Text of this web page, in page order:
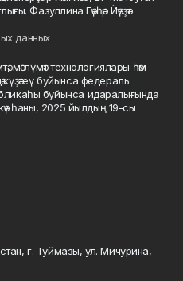
Фазуллина Гәүһәр Йәүҙәт
данных
мәғлүмәт технологиялары һәм
буйынса федераль
буйынса идаралығында
һаны, 2025 йылдың 19-сы
г. Туймазы, ул. Мичурина,